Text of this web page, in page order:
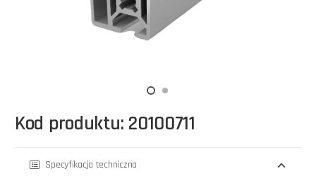
Kod produktu: 20100711
Specyfikacja techniczna